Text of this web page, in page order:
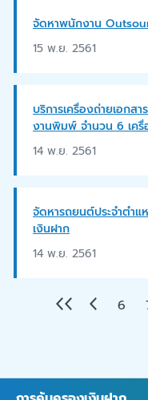
จัดหาพนักงาน
15 พ.ย. 2561
บริการเครื่องถ่ายเอก
งานพิมพ์ จำนวน 6 เครื่
14 พ.ย. 2561
จัดหารถยนต์ประจำตำ
เงินฝาก
14 พ.ย. 2561
6